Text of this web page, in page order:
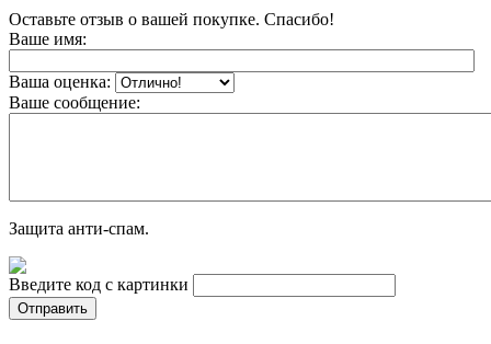
Оставьте отзыв о вашей покупке. Спасибо!
Ваше имя:
Ваша оценка:
Ваше сообщение:
Защита анти-спам.
Введите код с картинки